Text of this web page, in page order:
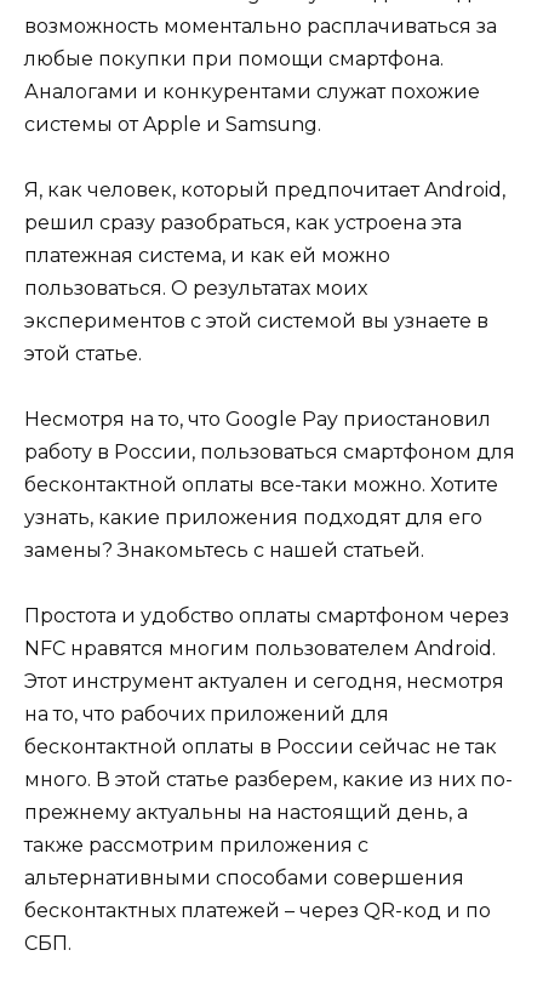
возможность моментально расплачиваться за
любые покупки при помощи смартфона.
Аналогами и конкурентами служат похожие
системы от Apple и Samsung.
Я, как человек, который предпочитает Android,
решил сразу разобраться, как устроена эта
платежная система, и как ей можно
пользоваться. О результатах моих
экспериментов с этой системой вы узнаете в
этой статье.
Несмотря на то, что Google Pay приостановил
работу в России, пользоваться смартфоном для
бесконтактной оплаты все-таки можно. Хотите
узнать, какие приложения подходят для его
замены? Знакомьтесь с нашей статьей.
Простота и удобство оплаты смартфоном через
NFC нравятся многим пользователем Android.
Этот инструмент актуален и сегодня, несмотря
на то, что рабочих приложений для
бесконтактной оплаты в России сейчас не так
много. В этой статье разберем, какие из них по-
прежнему актуальны на настоящий день, а
также рассмотрим приложения с
альтернативными способами совершения
бесконтактных платежей – через QR-код и по
СБП.